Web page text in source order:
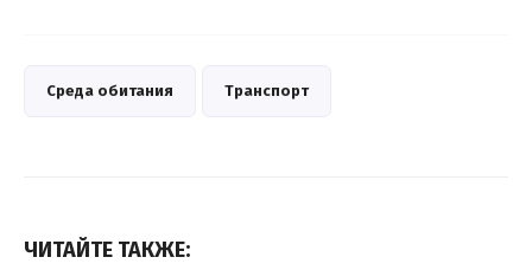
Среда обитания Транспорт
ЧИТАЙТЕ ТАКЖЕ: